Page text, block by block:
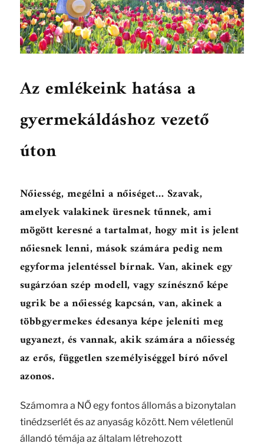
Az emlékeink hatása a
gyermekáldáshoz vezető
úton
Nőiesség, megélni a nőiséget… Szavak,
amelyek valakinek üresnek tűnnek, ami
mögött keresné a tartalmat, hogy mit is jelent
nőiesnek lenni, mások számára pedig nem
egyforma jelentéssel bírnak. Van, akinek egy
sugárzóan szép modell, vagy színésznő képe
ugrik be a nőiesség kapcsán, van, akinek a
többgyermekes édesanya képe jeleníti meg
ugyanezt, és vannak, akik számára a nőiesség
az erős, független személyiséggel bíró nővel
azonos.
Számomra a NŐ egy fontos állomás a bizonytalan
tinédzserlét és az anyaság között. Nem véletlenül
állandó témája az általam létrehozott